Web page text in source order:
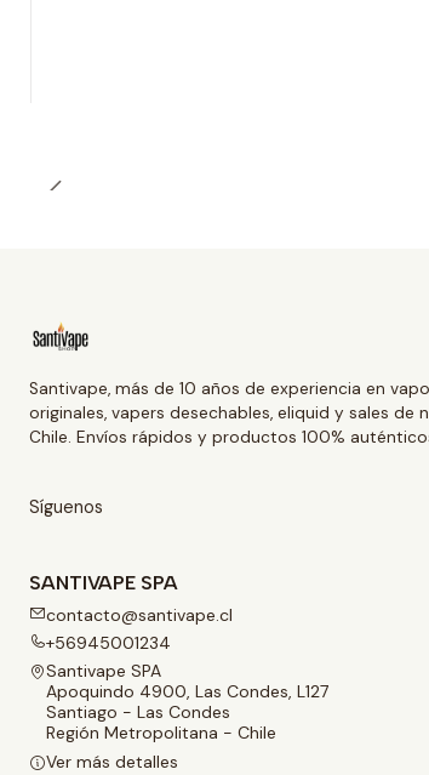
Santivape, más de 10 años de experiencia en
originales, vapers desechables, eliquid y sales de
Chile. Envíos rápidos y productos 100%
Síguenos
SANTIVAPE SPA
contacto@santivape.cl
+56945001234
Santivape SPA
Apoquindo 4900, Las Condes, L127
Santiago - Las Condes
Región Metropolitana - Chile
Ver más detalles